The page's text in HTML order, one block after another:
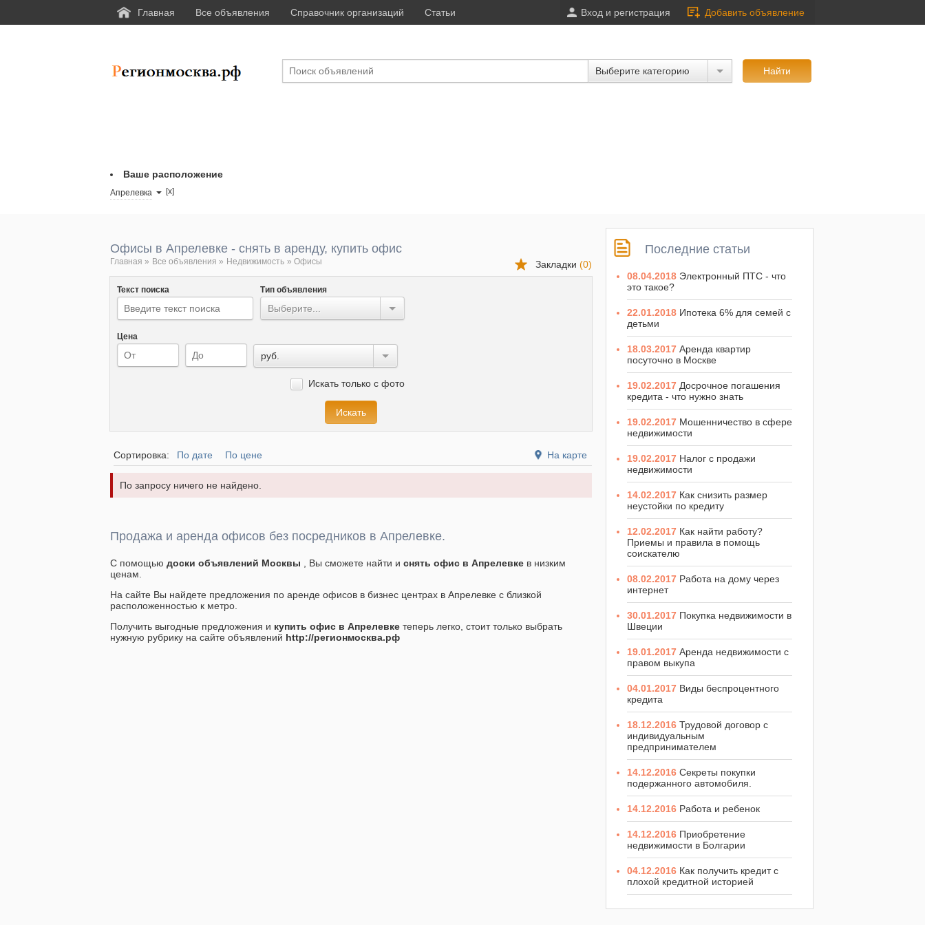
Главная Все объявления Справочник организаций Статьи Вход и регистрация Добавить объявление
Ваше расположение
Апрелевка [x]
Выберите категорию
Офисы в Апрелевке - снять в аренду, купить офис
Закладки (0)
Главная » Все объявления » Недвижимость » Офисы
Текст поиска Тип объявления
Выберите...
Цена
руб.
Искать только с фото
Сортировка: По дате По цене На карте
По запросу ничего не найдено.
Продажа и аренда офисов без посредников в Апрелевке.
С помощью доски объявлений Москвы , Вы сможете найти и снять офис в Апрелевке в низким
ценам.
На сайте Вы найдете предложения по аренде офисов в бизнес центрах в Апрелевке с близкой
расположенностью к метро.
Получить выгодные предложения и купить офис в Апрелевке теперь легко, стоит только выбрать
нужную рубрику на сайте объявлений http://регионмосква.рф
Последние статьи
08.04.2018 Электронный ПТС - что
это такое?
22.01.2018 Ипотека 6% для семей с
детьми
18.03.2017 Аренда квартир
посуточно в Москве
19.02.2017 Досрочное погашения
кредита - что нужно знать
19.02.2017 Мошенничество в сфере
недвижимости
19.02.2017 Налог с продажи
недвижимости
14.02.2017 Как снизить размер
неустойки по кредиту
12.02.2017 Как найти работу?
Приемы и правила в помощь
соискателю
08.02.2017 Работа на дому через
интернет
30.01.2017 Покупка недвижимости в
Швеции
19.01.2017 Аренда недвижимости с
правом выкупа
04.01.2017 Виды беспроцентного
кредита
18.12.2016 Трудовой договор с
индивидуальным
предпринимателем
14.12.2016 Секреты покупки
подержанного автомобиля.
14.12.2016 Работа и ребенок
14.12.2016 Приобретение
недвижимости в Болгарии
04.12.2016 Как получить кредит с
плохой кредитной историей